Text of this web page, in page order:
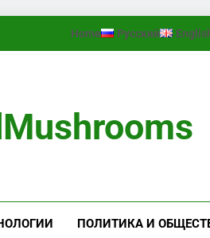
Home Русский
ПОЛИТИКА И